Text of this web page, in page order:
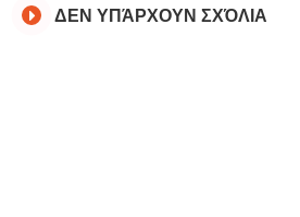
ΔΕΝ ΥΠΆΡΧΟΥΝ ΣΧΌΛΙΑ